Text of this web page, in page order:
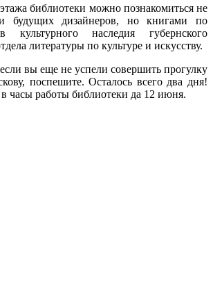
библиотеки можно познакомиться не
будущих дизайнеров, но книгами по
культурного наследия губернского
литературы по культуре и искусству.
вы еще не успели совершить прогулку
поспешите. Осталось всего два дня!
часы работы библиотеки да 12 июня.